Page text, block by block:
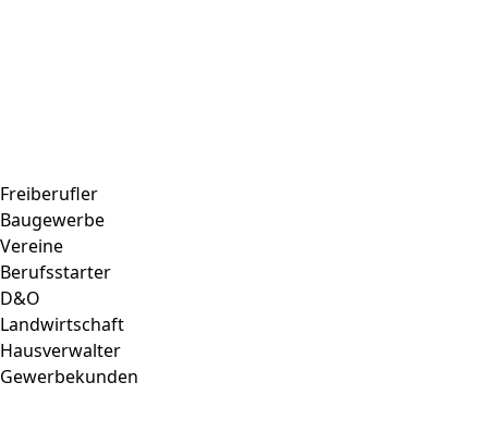
Freiberufler
Baugewerbe
Vereine
Berufsstarter
D&O
Landwirtschaft
Hausverwalter
Gewerbekunden